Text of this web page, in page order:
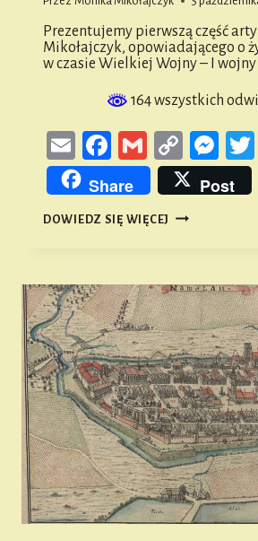
Prezentujemy pierwszą część
Mikołajczyk, opowiadającego o
w czasie Wielkiej Wojny – I
164 wszystkich
EmailFacebook
GmailCopy
Link
Share Post
DOWIEDZ SIĘ WIĘCEJ ŻYCIE
WOJNY
#1